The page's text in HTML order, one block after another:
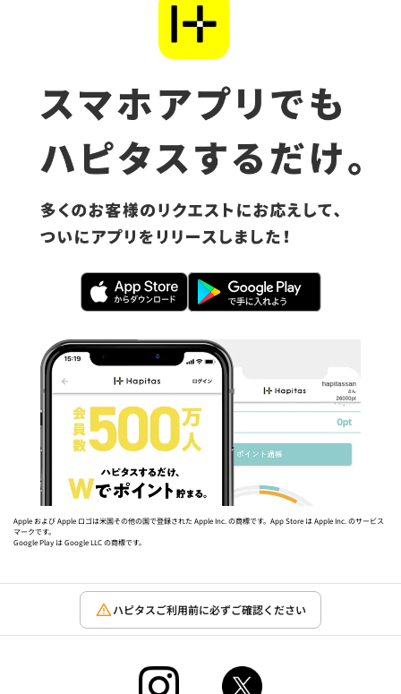
Apple および Apple ロゴは米国その他の国で登録された Apple Inc. の商標です。App Store は Apple Inc. のサービス
マークです。
Google Play は Google LLC の商標です。
ハピタスご利用前に必ずご確認ください